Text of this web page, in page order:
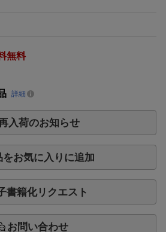
無料
詳細
入荷のお知らせ
をお気に入りに追加
書籍化リクエスト
お問い合わせ